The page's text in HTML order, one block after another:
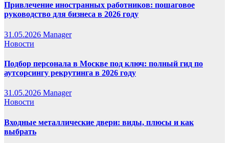
Привлечение иностранных работников: пошаговое
руководство для бизнеса в 2026 году
31.05.2026 Manager
Новости
Подбор персонала в Москве под ключ: полный гид по
аутсорсингу рекрутинга в 2026 году
31.05.2026 Manager
Новости
Входные металлические двери: виды, плюсы и как
выбрать